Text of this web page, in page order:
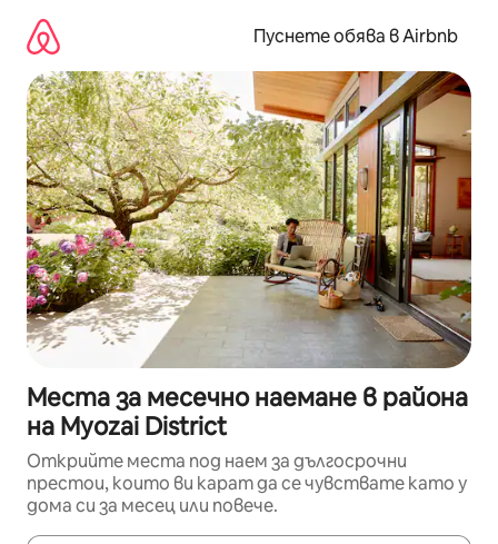
съдържанието
Пуснете обява в Airbnb
Места за месечно наемане в района
на Myozai District
Открийте места под наем за дългосрочни
престои, които ви карат да се чувствате като у
дома си за месец или повече.